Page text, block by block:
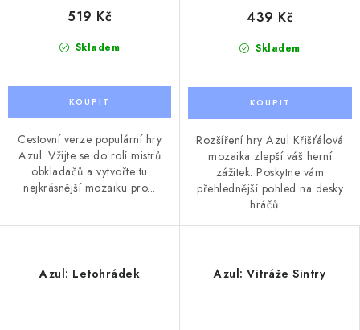
Skladem
519 Kč
Cestovní verze populární hry
Azul. Vžijte se do rolí mistrů
obkladačů a vytvořte tu
nejkrásnější mozaiku pro...
Skladem
439 Kč
Rozšíření hry Azul Křišťálová
mozaika zlepší váš herní
zážitek. Poskytne vám
přehlednější pohled na desky
hráčů....
Azul: Letohrádek Azul: Vitráže Sintry